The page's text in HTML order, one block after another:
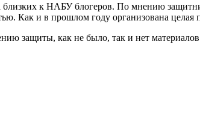
к НАБУ блогеров. По мнению
Как и в прошлом году организована
как не было, так и нет материалов